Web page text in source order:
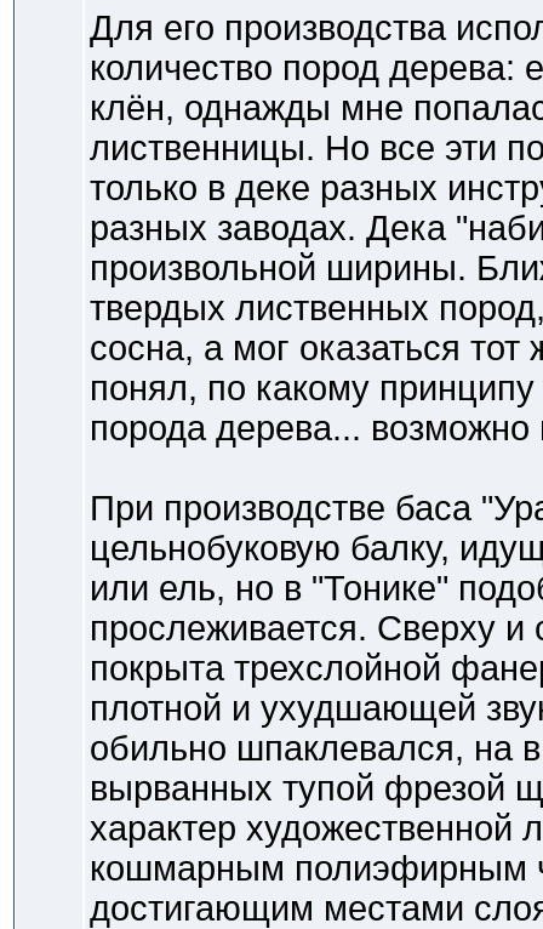
Для его производства
количество пород дерева:
клён, однажды мне
лиственницы. Но все эти
только в деке разных
разных заводах. Дека
произвольной ширины.
твердых лиственных
сосна, а мог оказаться
понял, по какому
порода дерева...
При производстве баса
цельнобуковую балку,
или ель, но в "Тонике"
прослеживается. Сверху
покрыта трехслойной
плотной и ухудшающей
обильно шпаклевался, на
вырванных тупой фрезой
характер художественной
кошмарным полиэфирным
достигающим местами